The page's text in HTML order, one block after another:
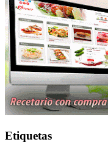
Etiquetas